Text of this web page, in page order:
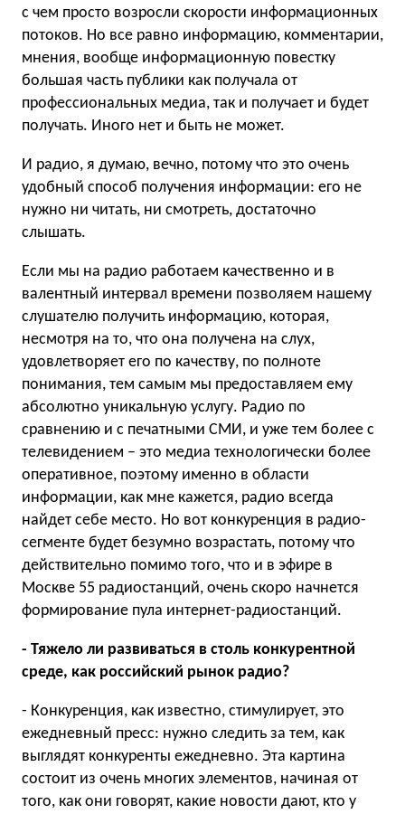
с чем просто возросли скорости информационных
потоков. Но все равно информацию, комментарии,
мнения, вообще информационную повестку
большая часть публики как получала от
профессиональных медиа, так и получает и будет
получать. Иного нет и быть не может.
И радио, я думаю, вечно, потому что это очень
удобный способ получения информации: его не
нужно ни читать, ни смотреть, достаточно
слышать.
Если мы на радио работаем качественно и в
валентный интервал времени позволяем нашему
слушателю получить информацию, которая,
несмотря на то, что она получена на слух,
удовлетворяет его по качеству, по полноте
понимания, тем самым мы предоставляем ему
абсолютно уникальную услугу. Радио по
сравнению и с печатными СМИ, и уже тем более с
телевидением – это медиа технологически более
оперативное, поэтому именно в области
информации, как мне кажется, радио всегда
найдет себе место. Но вот конкуренция в радио-
сегменте будет безумно возрастать, потому что
действительно помимо того, что и в эфире в
Москве 55 радиостанций, очень скоро начнется
формирование пула интернет-радиостанций.
- Тяжело ли развиваться в столь конкурентной
среде, как российский рынок радио?
- Конкуренция, как известно, стимулирует, это
ежедневный пресс: нужно следить за тем, как
выглядят конкуренты ежедневно. Эта картина
состоит из очень многих элементов, начиная от
того, как они говорят, какие новости дают, кто у